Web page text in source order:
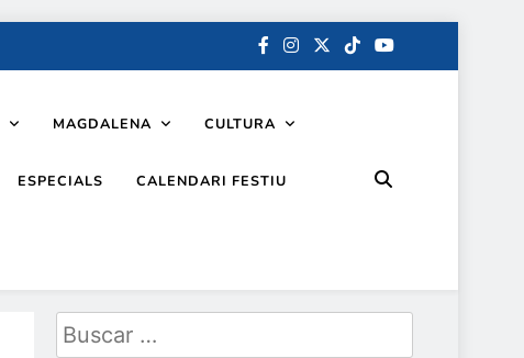
MAGDALENA CULTURA
ESPECIALS CALENDARI FESTIU
Buscar: